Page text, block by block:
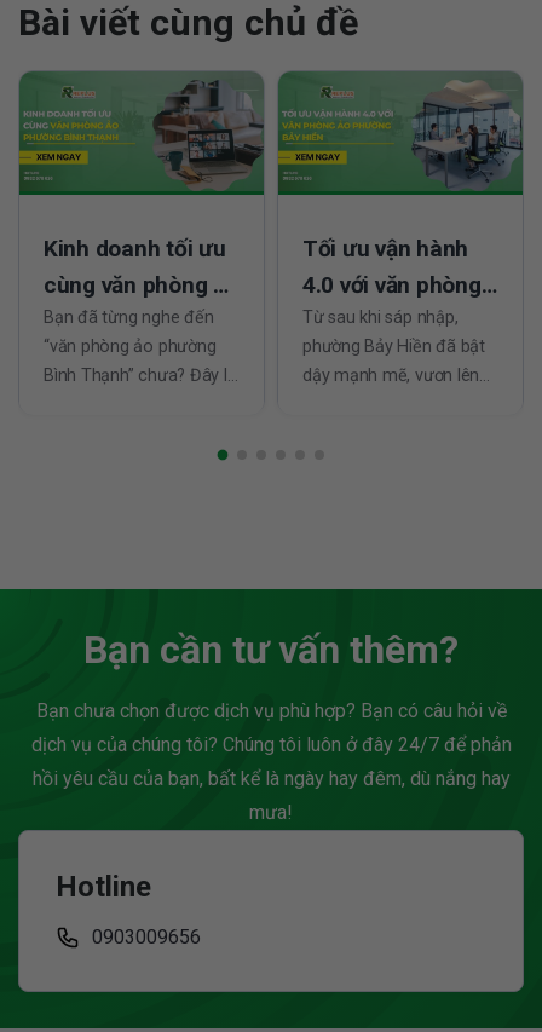
Bài viết cùng chủ đề
Kinh doanh tối ưu
cùng văn phòng ảo
phường Bình
Thạnh
Bạn đã từng nghe đến
“văn phòng ảo phường
Bình Thạnh” chưa? Đây là
nghiệp trẻ ưa chuộng vì
Tối ưu vận hành
4.0 với văn phòng
ảo phường Bảy
Hiền
Từ sau khi sáp nhập,
phường Bảy Hiền đã bật
dậy mạnh mẽ, vươn lên
Bạn cần tư vấn thêm?
Bạn chưa chọn được dịch vụ phù hợp? Bạn có câu hỏi về
dịch vụ của chúng tôi? Chúng tôi luôn ở đây 24/7 để phản
hồi yêu cầu của bạn, bất kể là ngày hay đêm, dù nắng hay
mưa!
Hotline
0903009656